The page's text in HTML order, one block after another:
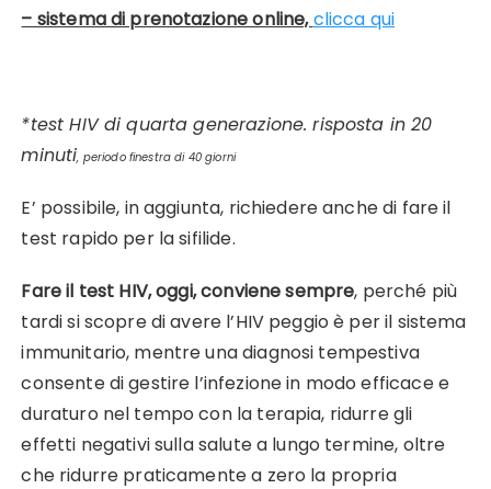
– sistema di prenotazione online,clicca qui
*test HIV di quarta generazione. risposta in 20
minuti, periodo finestra di 40 giorni
E’ possibile, in aggiunta, richiedere anche di fare il
test rapido per la sifilide.
Fare il test HIV, oggi, conviene sempre, perché più
tardi si scopre di avere l’HIV peggio è per il sistema
immunitario, mentre una diagnosi tempestiva
consente di gestire l’infezione in modo efficace e
duraturo nel tempo con la terapia, ridurre gli
effetti negativi sulla salute a lungo termine, oltre
che ridurre praticamente a zero la propria